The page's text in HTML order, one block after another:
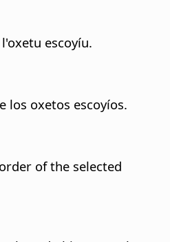
escoyíu.
los oxetos escoyíos.
of the selected